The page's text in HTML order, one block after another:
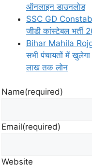
ऑनलाइन डाउनलोड
SSC GD
जीडी कांस्टेबल भर्ती
Bihar Mahila
सभी पंचायतों में खुलेगा
लाख तक लोन
Name(required)
Email(required)
Website